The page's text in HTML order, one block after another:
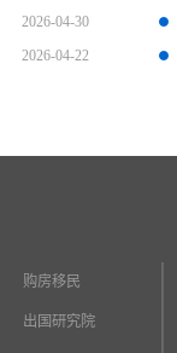
2026-04-30
2026-04-22
购房移民
出国研究院